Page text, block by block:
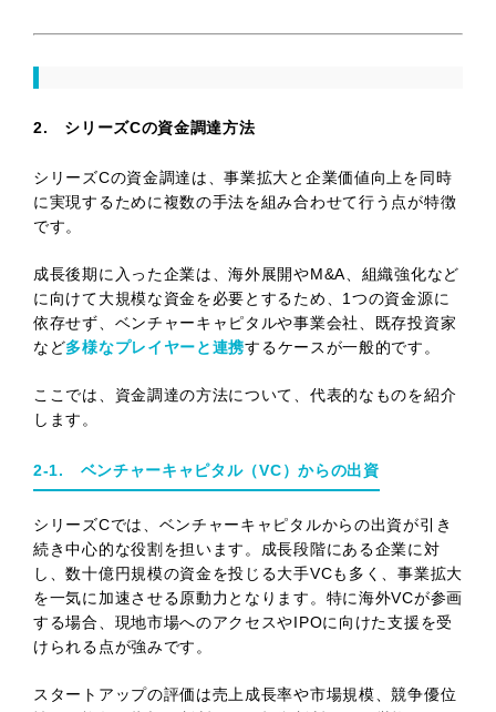
2. シリーズCの資金調達方法
シリーズCの資金調達は、事業拡大と企業価値向上を同時
に実現するために複数の手法を組み合わせて行う点が特徴
です。
成長後期に入った企業は、海外展開やM&A、組織強化など
に向けて大規模な資金を必要とするため、1つの資金源に
依存せず、ベンチャーキャピタルや事業会社、既存投資家
など多様なプレイヤーと連携するケースが一般的です。
ここでは、資金調達の方法について、代表的なものを紹介
します。
2-1. ベンチャーキャピタル（VC）からの出資
シリーズCでは、ベンチャーキャピタルからの出資が引き
続き中心的な役割を担います。成長段階にある企業に対
し、数十億円規模の資金を投じる大手VCも多く、事業拡大
を一気に加速させる原動力となります。特に海外VCが参画
する場合、現地市場へのアクセスやIPOに向けた支援を受
けられる点が強みです。
スタートアップの評価は売上成長率や市場規模、競争優位